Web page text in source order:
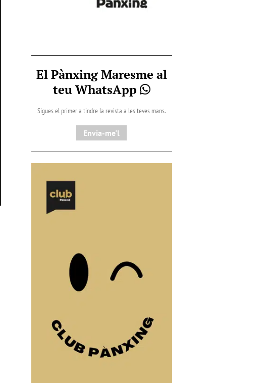
El Pànxing Maresme al
teu WhatsApp
Sigues el primer a tindre la revista a les teves mans.
Envia-me'l